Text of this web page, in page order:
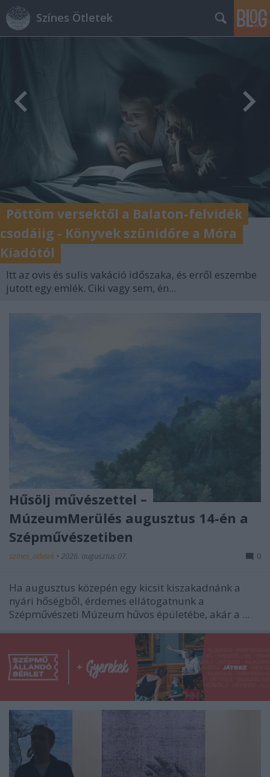
Színes Ötletek
Pöttöm versektől a Balaton-felvidék
csodáiig - Könyvek szünidőre a Móra
Kiadótól
Itt az ovis és sulis vakáció időszaka, és erről eszembe
jutott egy emlék. Ciki vagy sem, én...
Hűsölj művészettel –
MúzeumMerülés augusztus 14-én a
Szépművészetiben
színes_ötletek • 2026. augusztus 07. 0
Ha augusztus közepén egy kicsit kiszakadnánk a
nyári hőségből, érdemes ellátogatnunk a
Szépművészeti Múzeum hűvös épületébe, akár a ...